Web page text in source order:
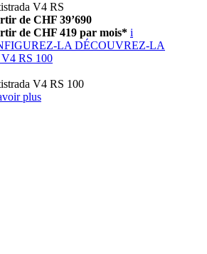
V4 RS
de CHF 39’690
de CHF 419 par mois* i
LA DÉCOUVREZ-LA
V4 RS 100
V4 RS 100
plus